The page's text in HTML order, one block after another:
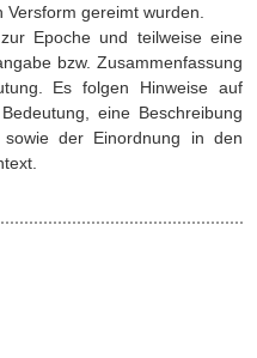
gereimt wurden.
Epoche und teilweise eine
bzw. Zusammenfassung
Es folgen Hinweise auf
eine Beschreibung
der Einordnung in den